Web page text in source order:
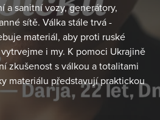
a sanitní vozy, generátory,
sítě. Válka stále trvá -
materiál, aby proti ruské
i my. K pomoci Ukrajině
zkušenost s válkou a totalitami
materiálu představují praktickou